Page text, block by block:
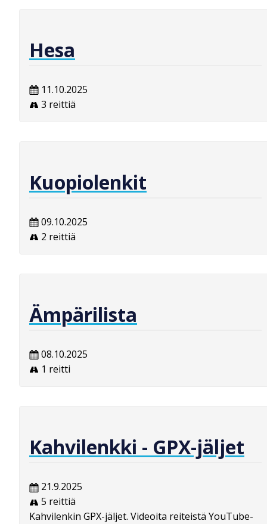
Hesa
11.10.2025
3 reittiä
Kuopiolenkit
09.10.2025
2 reittiä
Ämpärilista
08.10.2025
1 reitti
Kahvilenkki - GPX-jäljet
21.9.2025
5 reittiä
Kahvilenkin GPX-jäljet. Videoita reiteistä YouTube-